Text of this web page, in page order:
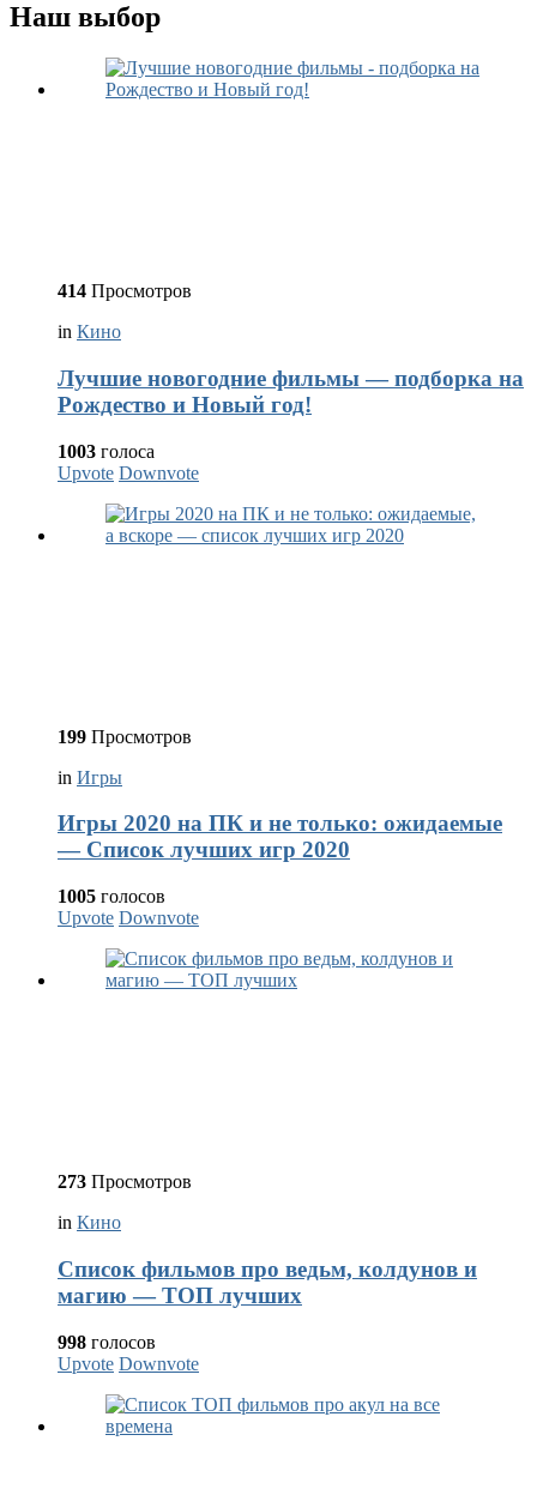
Наш выбор
414 Просмотров
in Кино
Лучшие новогодние фильмы — подборка на
Рождество и Новый год!
1003 голоса
Upvote Downvote
199 Просмотров
in Игры
Игры 2020 на ПК и не только: ожидаемые
— Список лучших игр 2020
1005 голосов
Upvote Downvote
273 Просмотров
in Кино
Список фильмов про ведьм, колдунов и
магию — ТОП лучших
998 голосов
Upvote Downvote